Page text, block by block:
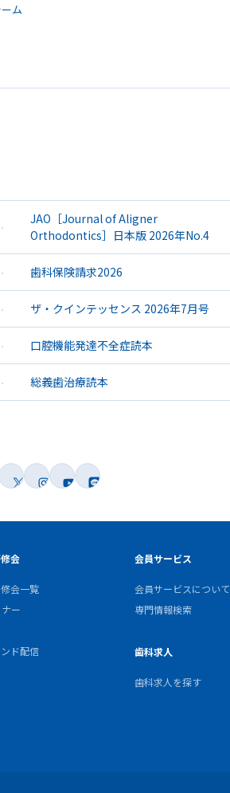
ム
JAO［Journal of Aligner
Orthodontics］日本版 2026年No.4
歯科保険請求2026
ザ・クインテッセンス 2026年7月号
口腔機能発達不全症読本
総義歯治療読本
会
会一覧
ー
ド配信
会員サービス
会員サービスについて
専門情報検索
歯科求人
歯科求人を探す